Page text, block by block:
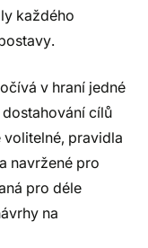
každého
v hraní jedné
cílů
volitelné, pravidla
navržené pro
pro déle
na